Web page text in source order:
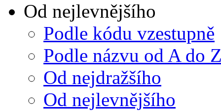
Od nejlevnějšího
Podle kódu vzestupně
Podle názvu od A do
Od nejdražšího
Od nejlevnějšího